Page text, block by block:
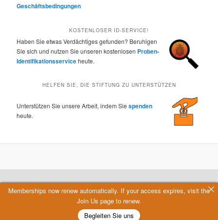
Geschäftsbedingungen
KOSTENLOSER ID-SERVICE!
Haben Sie etwas Verdächtiges gefunden? Beruhigen
Sie sich und nutzen Sie unseren kostenlosen Proben-
Identifikationsserviceheute.
HELFEN SIE, DIE STIFTUNG ZU UNTERSTÜTZEN
Unterstützen Sie unsere Arbeit, indem Siespenden
heute.
Memberships now renew automatically. If your access expires, visit the
Join Us page to renew.
Begleiten Sie uns